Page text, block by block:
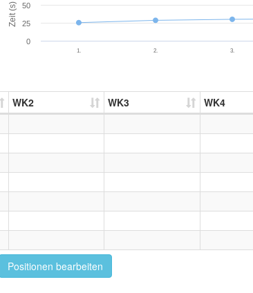
Zeit (s)
1. 2. 3.
0
25
50
WK2 WK3 WK4
Positionen bearbeiten